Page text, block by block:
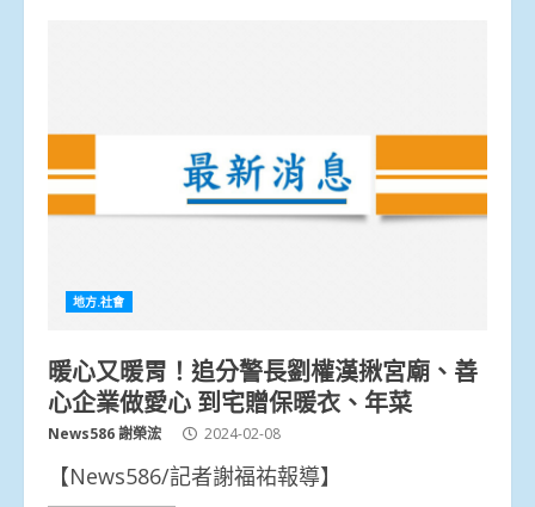
地方.社會
暖心又暖胃！追分警長劉權漢揪宮廟、善
心企業做愛心 到宅贈保暖衣、年菜
News586 謝榮浤 2024-02-08
【News586/記者謝福祐報導】